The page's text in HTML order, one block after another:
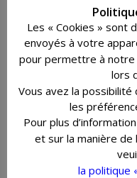
Laisser un
Rejoindre la discussion?
N’hésitez pas à contribuer !
Les « Cookies » sont
envoyés à votre
pour permettre à
lors
Vous avez la
les
Pour plus
et sur la manière
la politique